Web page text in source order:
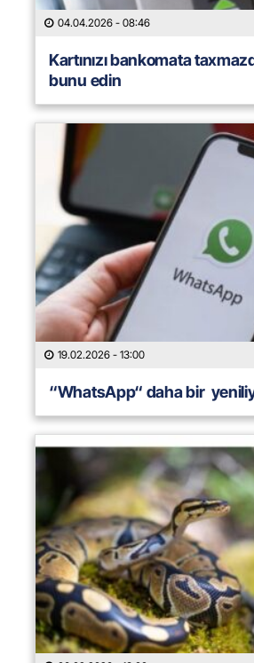
04.04.2026 - 08:46
Kartınızı bankomata
bunu edin
19.02.2026 - 13:00
“WhatsApp“ daha bir